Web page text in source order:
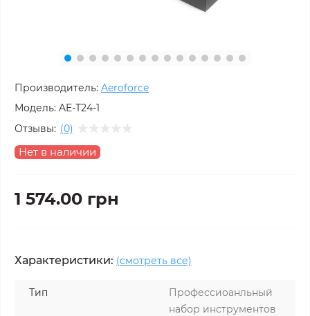
Производитель: Aeroforce
Модель: AE-T24-1
Отзывы: (0)
Нет в наличии
1 574.00 грн
Характеристики: (смотреть все)
Тип
Профессиоанльный
набор инструментов